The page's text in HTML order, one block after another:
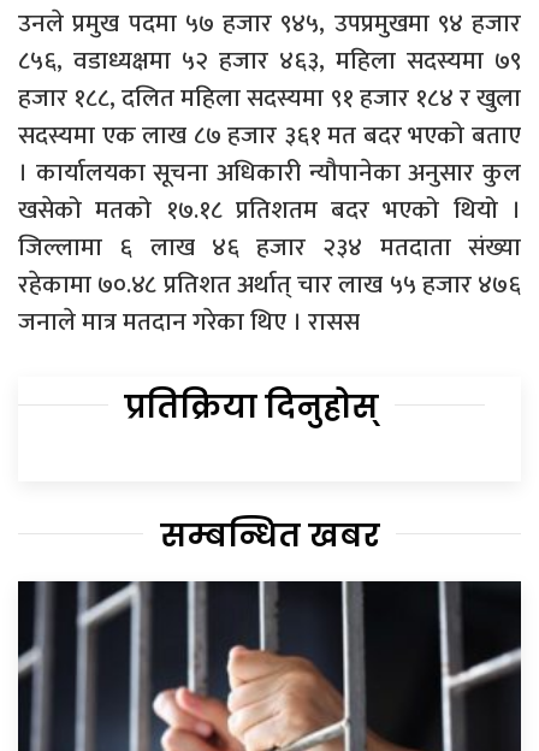
उनले प्रमुख पदमा ५७ हजार ९४५, उपप्रमुखमा ९४ हजार
८५६, वडाध्यक्षमा ५२ हजार ४६३, महिला सदस्यमा ७९
हजार १८८, दलित महिला सदस्यमा ९१ हजार १८४ र खुला
सदस्यमा एक लाख ८७ हजार ३६१ मत बदर भएको बताए
। कार्यालयका सूचना अधिकारी न्यौपानेका अनुसार कुल
खसेको मतको १७.१८ प्रतिशतम बदर भएको थियो ।
जिल्लामा ६ लाख ४६ हजार २३४ मतदाता संख्या
रहेकामा ७०.४८ प्रतिशत अर्थात् चार लाख ५५ हजार ४७६
जनाले मात्र मतदान गरेका थिए । रासस
प्रतिक्रिया दिनुहोस्
सम्बन्धित खबर